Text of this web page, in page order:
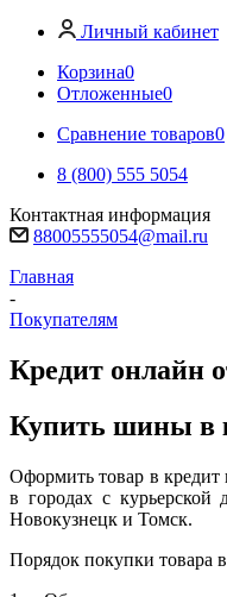
Личный кабинет
Корзина0
Отложенные0
Сравнение товаров0
8 (800) 555 5054
Контактная информация
88005555054@mail.ru
Главная
-
Покупателям
Кредит онлайн
Купить шины в
Оформить товар в
в городах с курьерской
Новокузнецк и Томск.
Порядок покупки товара